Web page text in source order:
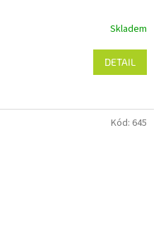
Skladem
DETAIL
Kód: 645